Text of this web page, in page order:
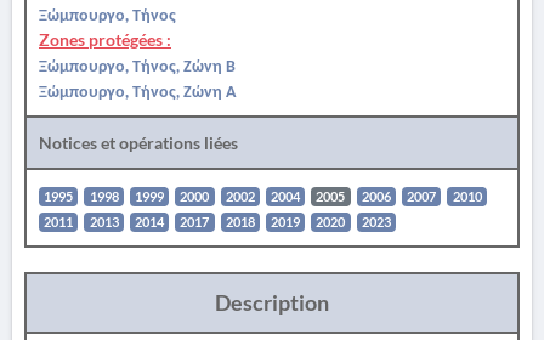
Ξώμπουργο, Τήνος
Zones protégées :
Ξώμπουργο, Τήνος, Ζώνη Β
Ξώμπουργο, Τήνος, Ζώνη Α
Notices et opérations liées
1995 1998 1999 2000 2002 2004 2005 2006 2007
2010
2011
2013 2014 2017 2018 2019 2020 2023
Description